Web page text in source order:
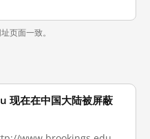
页面一致。
在在中国大陆被屏蔽